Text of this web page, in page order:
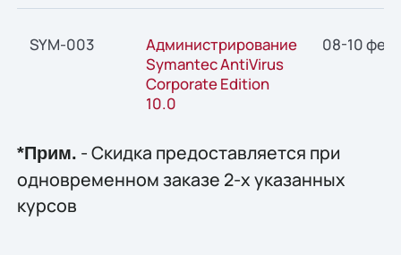
SYM-003
Администрирование
Symantec AntiVirus
Corporate Edition
10.0
08-10
*Прим. - Скидка предоставляется при
одновременном заказе 2-х указанных
курсов